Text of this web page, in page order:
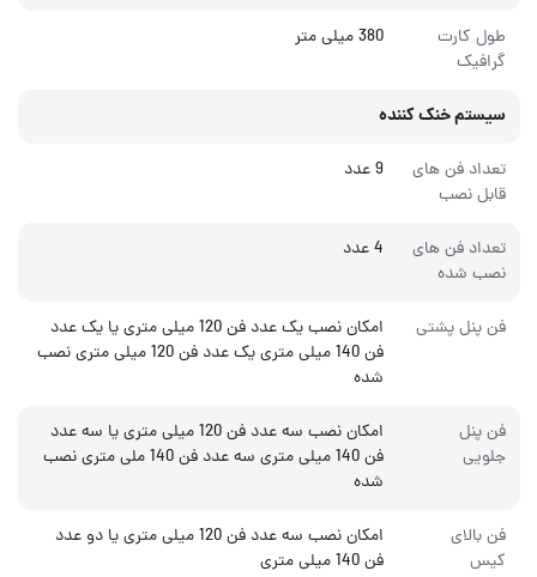
طول کارت
گرافیک
380 میلی متر
سیستم خنک کننده
تعداد فن های
قابل نصب
9 عدد
تعداد فن های
نصب شده
4 عدد
فن پنل پشتی
امکان نصب یک عدد فن 120 میلی متری یا یک عدد
فن 140 میلی متری یک عدد فن 120 میلی متری نصب
شده
فن پنل
جلویی
امکان نصب سه عدد فن 120 میلی متری یا سه عدد
فن 140 میلی متری سه عدد فن 140 ملی متری نصب
شده
فن بالای
کیس
امکان نصب سه عدد فن 120 میلی متری یا دو عدد
فن 140 میلی متری